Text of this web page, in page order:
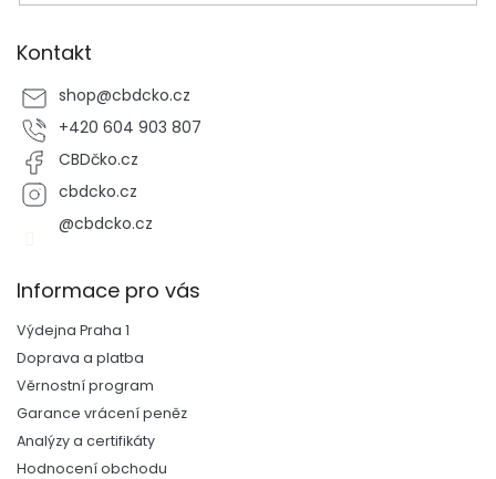
Kontakt
shop@cbdcko.cz
+420 604 903 807
CBDčko.cz
cbdcko.cz
@cbdcko.cz
Informace pro vás
Výdejna Praha 1
Doprava a platba
Věrnostní program
Garance vrácení peněz
Analýzy a certifikáty
Hodnocení obchodu